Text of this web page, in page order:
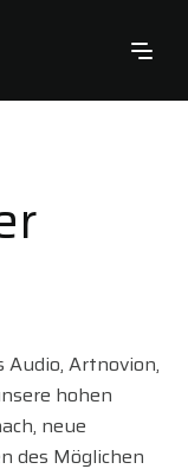
Artnovion,
hohen
neue
des Möglichen